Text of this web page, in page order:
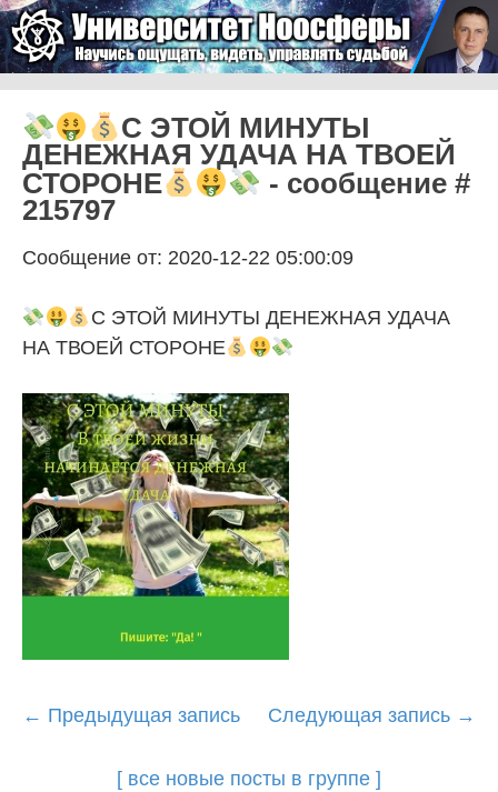
Университет Ноосферы
С ЭТОЙ МИНУТЫ
ДЕНЕЖНАЯ УДАЧА НА ТВОЕЙ
СТОРОНЕ
- сообщение #
215797
Сообщение от: 2020-12-22 05:00:09
С ЭТОЙ МИНУТЫ ДЕНЕЖНАЯ УДАЧА
НА ТВОЕЙ СТОРОНЕ
Post
← Предыдущая запись Следующая запись →
[ все новые посты в группе ]